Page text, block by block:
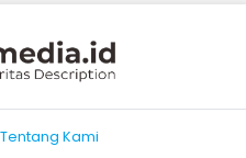
Tentang Kami